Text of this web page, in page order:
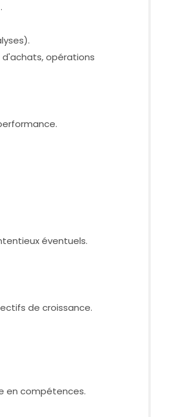
opérations
éventuels.
de croissance.
en compétences.